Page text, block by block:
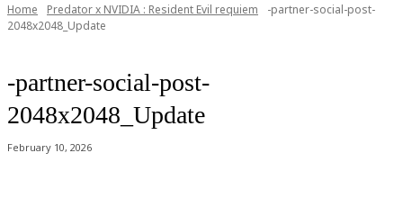
Home Predator x NVIDIA : Resident Evil requiem
-partner-social-post-
2048x2048_Update
-partner-social-post-
2048x2048_Update
February 10, 2026